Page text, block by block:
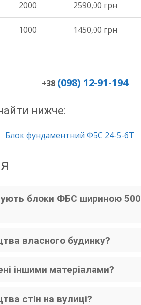
2000 2590,00 грн
1000 1450,00 грн
+38 (098) 12-91-194
нижче:
Блок фундаментний ФБС 24-5-6Т
блоки ФБС шириною 500
власного будинку?
іншими матеріалами?
стін на вулиці?